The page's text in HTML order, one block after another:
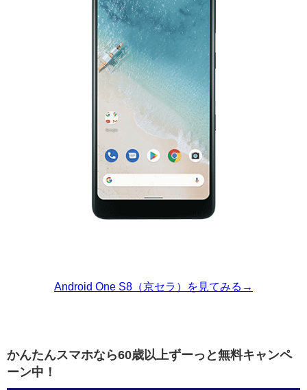
Android One S8（京セラ）を見てみる→
かんたんスマホなら60歳以上ずーっと無料キャンペ
ーン中！